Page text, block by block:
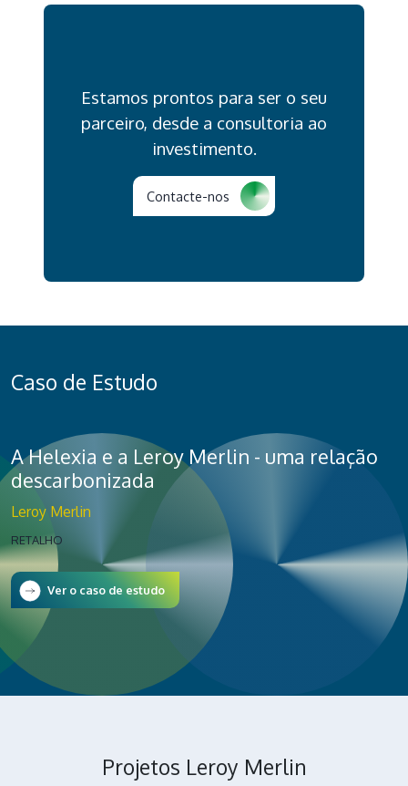
Estamos prontos para ser o seu
parceiro, desde a consultoria ao
investimento.
Contacte-nos
Caso de Estudo
A Helexia e a Leroy Merlin - uma relação
descarbonizada
Leroy Merlin
RETALHO
Ver o caso de estudo
Projetos Leroy Merlin